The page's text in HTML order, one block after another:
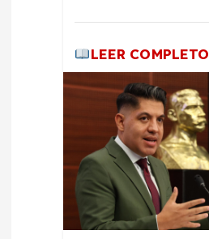
LEER COMPLETO